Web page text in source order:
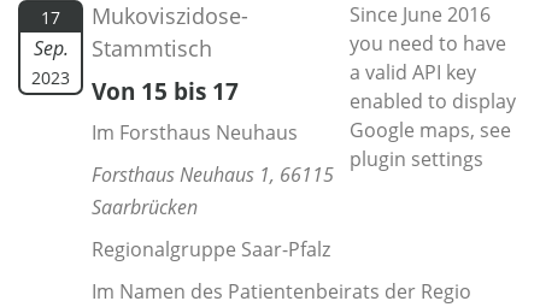
17
Sep.
2023
Since June 2016
you need to have
a valid API key
enabled to display
Google maps, see
plugin settings
Mukoviszidose-
Stammtisch
Von 15 bis 17
Im Forsthaus Neuhaus
Forsthaus Neuhaus 1, 66115
Saarbrücken
Regionalgruppe Saar-Pfalz
Im Namen des Patientenbeirats der Regio